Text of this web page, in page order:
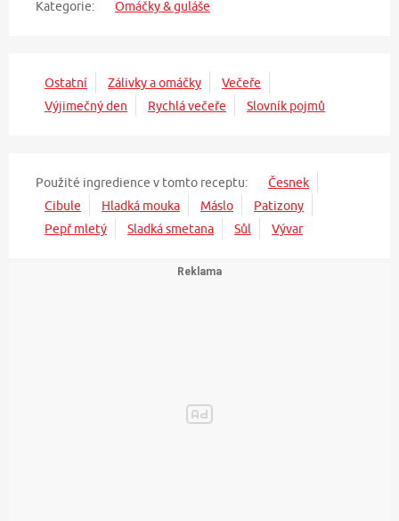
Kategorie: Omáčky & guláše
Ostatní Zálivky a omáčky
Večeře
Výjimečný den
Rychlá večeře Slovník pojmů
Použité ingredience v tomto receptu:
Česnek
Cibule
Hladká mouka Máslo
Patizony
Pepř mletý
Sladká smetana Sůl Vývar